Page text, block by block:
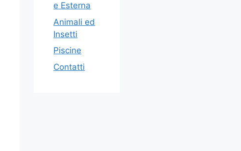
e Esterna
Animali ed
Insetti
Piscine
Contatti